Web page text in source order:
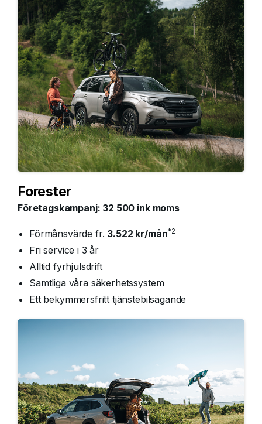
Forester
Företagskampanj: 32 500 ink moms
Förmånsvärde fr. 3.522 kr/mån*2
Fri service i 3 år
Alltid fyrhjulsdrift
Samtliga våra säkerhetssystem
Ett bekymmersfritt tjänstebilsägande